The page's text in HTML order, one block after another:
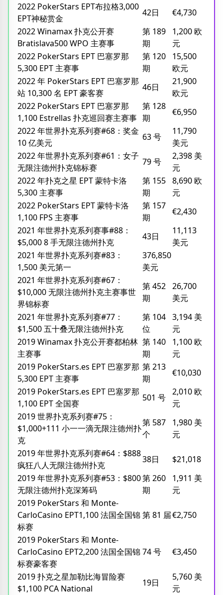
2022 PokerStars EPT布拉格3,000
EPT神秘赏金
42日
€4,730
2022 Winamax 扑克公开赛
Bratislava500 WPO 主赛事
第 189
期
1,200 欧
元
2022 PokerStars EPT 巴塞罗那
5,300 EPT 主赛事
第 120
期
15,500
欧元
2022 年 PokerStars EPT 巴塞罗那
站 10,300 名 EPT 豪客赛
46日
21,900
欧元
2022 PokerStars EPT 巴塞罗那
1,100 Estrellas 扑克巡回赛主赛事
第 128
期
€6,950
2022 年世界扑克系列赛#68：奖金
10 亿美元
63 号
11,790
美元
2022 年世界扑克系列赛#61：女子
无限注德州扑克锦标赛
79 号
2,398 美
元
2022 年扑克之星 EPT 蒙特卡洛
5,300 主赛事
第 155
期
8,690 欧
元
2022 PokerStars EPT 蒙特卡洛
1,100 FPS 主赛事
第 157
期
€2,430
2021 年世界扑克系列赛事#88：
$5,000 8 手无限注德州扑克
43日
11,113
美元
2021 年世界扑克系列赛#83：
1,500 美元第一
376,850
美元
2021 年世界扑克系列赛#67：
$10,000 无限注德州扑克主赛事世
界锦标赛
第 452
期
26,700
美元
2021 年世界扑克系列赛#77：
$1,500 五十叠无限注德州扑克
第 104
位
3,194 美
元
2019 Winamax 扑克公开赛都柏林
主赛事
第 140
期
1,100 欧
元
2019 PokerStars.es EPT 巴塞罗那
5,300 EPT 主赛事
第 213
期
€10,030
2019 PokerStars.es EPT 巴塞罗那
1,100 EPT 全国赛
501 号
2,010 欧
元
2019 世界扑克系列赛#75：
$1,000+111 小一一滴无限注德州扑
克
第 587
个
1,980 美
元
2019 年世界扑克系列赛#64：$888
疯狂八人无限注德州扑克
38日
$21,018
2019 年世界扑克系列赛#53：$800
无限注德州扑克深筹码
第 260
期
1,911 美
元
2019 PokerStars 和 Monte-
CarloCasino EPT1,100 法国全国锦
标赛
第 81 届€2,750
2019 PokerStars 和 Monte-
CarloCasino EPT2,200 法国全国锦
标赛豪客赛
74 号 €3,450
2019 扑克之星加勒比海冒险赛
$1,100 PCA National
19日
5,760 美
元